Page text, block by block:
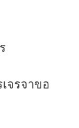
จรจาขอ